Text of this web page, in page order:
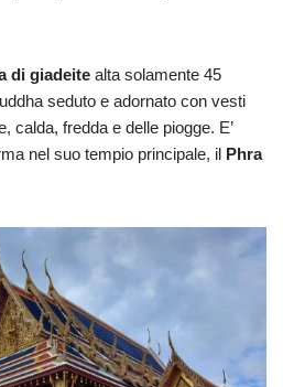
di giadeite alta solamente 45
seduto e adornato con vesti
calda, fredda e delle piogge. E’
nel suo tempio principale, il Phra